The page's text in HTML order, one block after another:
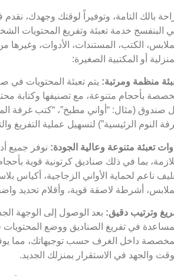
بالك التامة، وتوفيراً لوقتك وجهدك،
البنفسج خدمة تعبئة وتفريغ المحتويات
الكتب، المستندات، الأدوات، وغيرها
أو المكتبية الصغيرة:
منظمة ومرتبة: يتم تعبئة المحتويات في
بأحجام متنوعة، مع تصنيفها وكتابة
صندوق (مثال: “أواني مطبخ”، “كتب غرفة
النوم الرئيسية”) لتسهيل عملية التفريغ
تعبئة متنوعة وعالية الجودة: نوفر جميع
بما في ذلك صناديق كرتونية قوية
ناعم لحماية الأواني الزجاجية، أكياس
أشرطة لاصقة قوية، وأقلام تحديد
وترتيب دقيق: بعد الوصول إلى الوجهة
في تفريغ الصناديق ووضع المحتويات
داخل الغرف حسب توجيهاتك، مما
والجهد في الاستقرار بمنزلك الجديد.